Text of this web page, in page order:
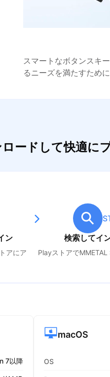
スマートなボタンスキ
るニーズを満たすため
ードして快適に
ン
アにア
検索してイ
PlayストアでMMETAL
7以降
macOS
OS